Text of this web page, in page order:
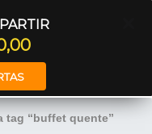
tag “buffet quente”